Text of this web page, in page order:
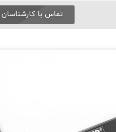
تماس با کارشناسان